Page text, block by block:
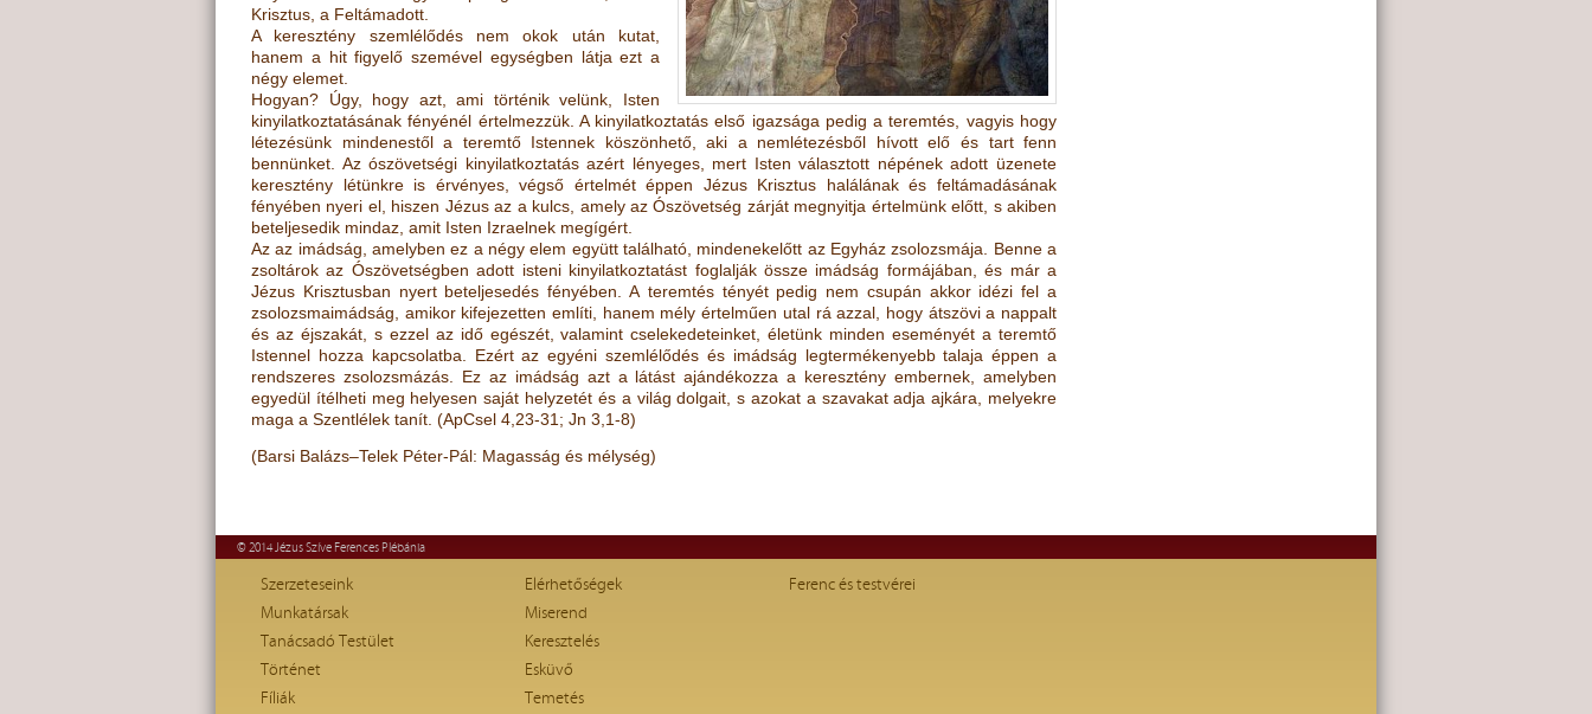
Krisztus, a Feltámadott.
A keresztény szemlélődés nem okok után kutat,
hanem a hit figyelő szemével egységben látja ezt a
négy elemet.
Hogyan? Úgy, hogy azt, ami történik velünk, Isten
kinyilatkoztatásának fényénél értelmezzük. A kinyilatkoztatás első igazsága pedig a teremtés, vagyis hogy
létezésünk
mindenestől a teremtő Istennek köszönhető, aki a nemlétezésből hívott elő és tart fenn
bennünket. Az ószövetségi kinyilatkoztatás azért lényeges, mert Isten választott népének adott üzenete
keresztény létünkre is érvényes, végső értelmét éppen Jézus Krisztus halálának és feltámadásának
fényében nyeri el, hiszen Jézus az a kulcs, amely az Ószövetség zárját megnyitja értelmünk előtt, s akiben
beteljesedik mindaz, amit Isten Izraelnek megígért.
Az az imádság, amelyben ez a négy elem együtt található, mindenekelőtt az Egyház zsolozsmája. Benne a
zsoltárok az Ószövetségben adott isteni kinyilatkoztatást foglalják össze imádság formájában, és már a
Jézus Krisztusban nyert beteljesedés fényében. A teremtés tényét pedig nem csupán akkor idézi fel a
zsolozsmaimádság, amikor kifejezetten említi, hanem mély értelműen utal rá azzal, hogy átszövi a nappalt
és az éjszakát, s ezzel az idő egészét, valamint cselekedeteinket, életünk minden eseményét a teremtő
Istennel hozza kapcsolatba. Ezért az egyéni szemlélődés és imádság legtermékenyebb talaja éppen a
rendszeres zsolozsmázás. Ez az imádság azt a látást ajándékozza a keresztény embernek,
amelyben
egyedül ítélheti meg helyesen saját helyzetét és a világ dolgait, s azokat a szavakatadja ajkára, melyekre
maga a Szentlélek tanít. (ApCsel 4,23-31; Jn 3,1-8)
(Barsi Balázs–Telek Péter-Pál: Magasság és mélység)
© 2014 Jézus Szíve Ferences Plébánia
Szerzeteseink
Munkatársak
Tanácsadó Testület
Történet
Fíliák
Elérhetőségek
Miserend
Keresztelés
Esküvő
Temetés
Ferenc és testvérei